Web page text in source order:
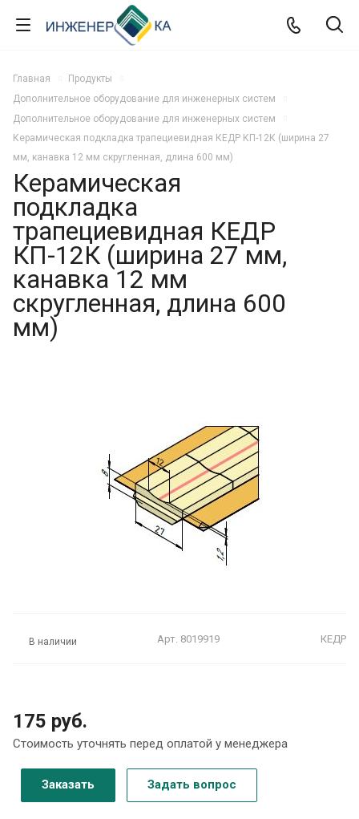
Главная
Продукты
Дополнительное оборудование для инженерных систем
Дополнительное оборудование для инженерных систем
Керамическая подкладка трапециевидная КЕДР КП-12К (ширина 27
мм, канавка 12 мм скругленная, длина 600 мм)
Керамическая
подкладка
трапециевидная КЕДР
КП-12К (ширина 27 мм,
канавка 12 мм
скругленная, длина 600
мм)
В наличии Арт. 8019919 КЕДР
175 руб.
Стоимость уточнять перед оплатой у менеджера
Заказать Задать вопрос